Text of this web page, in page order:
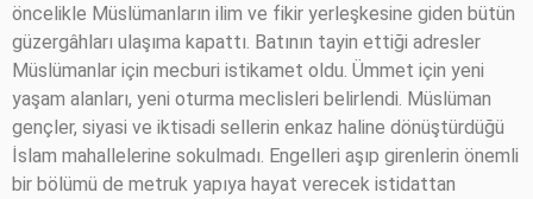
öncelikle Müslümanların ilim ve fikir yerleşkesine giden bütün
güzergâhları ulaşıma kapattı. Batının tayin ettiği adresler
Müslümanlar için mecburi istikamet oldu. Ümmet için yeni
yaşam alanları, yeni oturma meclisleri belirlendi. Müslüman
gençler, siyasi ve iktisadi sellerin enkaz haline dönüştürdüğü
İslam mahallelerine sokulmadı. Engelleri aşıp girenlerin önemli
bir bölümü de metruk yapıya hayat verecek istidattan